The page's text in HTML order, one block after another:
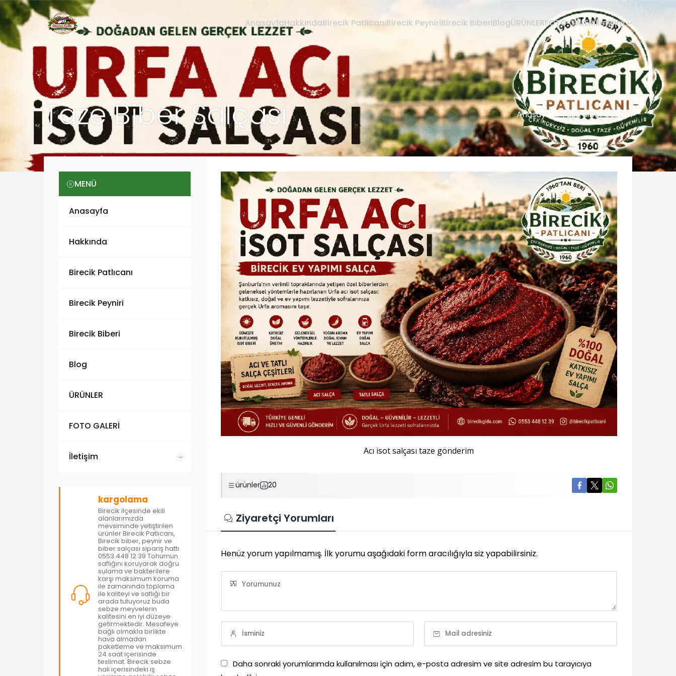
AnasayfaHakkındaBirecik PatlıcanıBirecik PeyniriBirecik BiberiBlogÜRÜNLERFOTO GALERİİletişim
Taze Biber Salçası Anasayfa »Taze Biber Salçası
Acı isot salçası taze gönderim
ürünler 20
Ziyaretçi Yorumları
Henüz yorum yapılmamış. İlk yorumu aşağıdaki form aracılığıyla siz yapabilirsiniz.
Daha sonraki yorumlarımda kullanılması için adım, e-posta adresim ve site adresim bu tarayıcıya
MENÜ
Anasayfa
Hakkında
Birecik Patlıcanı
Birecik Peyniri
Birecik Biberi
Blog
ÜRÜNLER
FOTO GALERİ
İletişim
kargolama
Birecik ilçesinde ekili
alanlarımızda
mevsiminde yetiştirilen
ürünler Birecik Patlıcanı,
Birecik biber, peynir ve
biber salçası sipariş hattı
0553 448 12 39 Tohumun
saflığını koruyarak doğru
sulama ve bakterilere
karşı maksimum koruma
ile zamanında toplama
ile kaliteyi ve saflığı bir
arada tutuyoruz buda
sebze meyvelerin
kalitesini en iyi düzeye
getirmektedir. Mesafeye
bağlı olmakla birlikte
hava almadan
paketleme ve maksimum
24 saat içerisinde
teslimat. Birecik sebze
hali içerisindeki iş